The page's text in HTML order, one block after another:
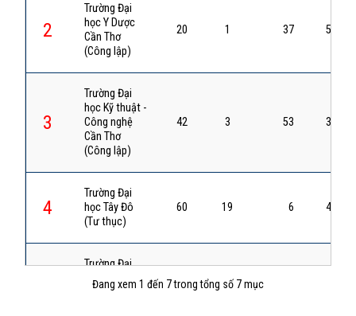
2
Trường Đại
học Y Dược
Cần Thơ
(Công lập)
20 1 37 57
3
Trường Đại
học Kỹ thuật -
Công nghệ
Cần Thơ
(Công lập)
42 3 53 35
4
Trường Đại
học Tây Đô
(Tư thục)
60 19 6 41
Trường Đại
học Tiền
Giang
52 15
Đang xem 1 đến 7 trong tổng số 7 mục